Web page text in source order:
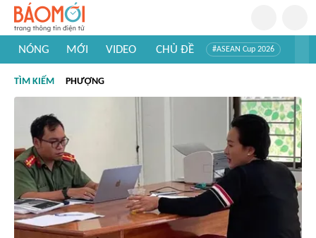
NÓNG MỚI VIDEO CHỦ ĐỀ #ASEAN Cup 2026
#Khám phá thế giới
TÌM KIẾM PHƯỢNG